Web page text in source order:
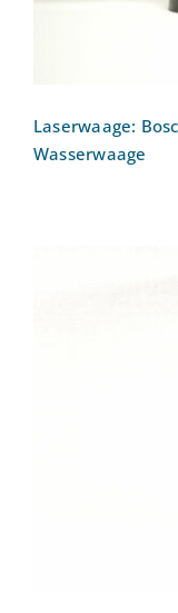
Laserwaage:
Wasserwaage